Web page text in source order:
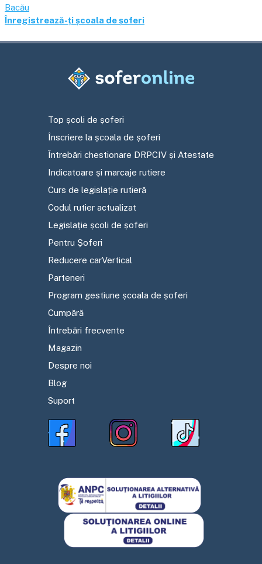
Bacău
Înregistrează-ți școala de șoferi
Top școli de șoferi
Înscriere la școala de șoferi
Întrebări chestionare DRPCIV și Atestate
Indicatoare și marcaje rutiere
Curs de legislație rutieră
Codul rutier actualizat
Legislație școli de șoferi
Pentru Șoferi
Reducere carVertical
Parteneri
Program gestiune școala de șoferi
Cumpără
Întrebări frecvente
Magazin
Despre noi
Blog
Suport